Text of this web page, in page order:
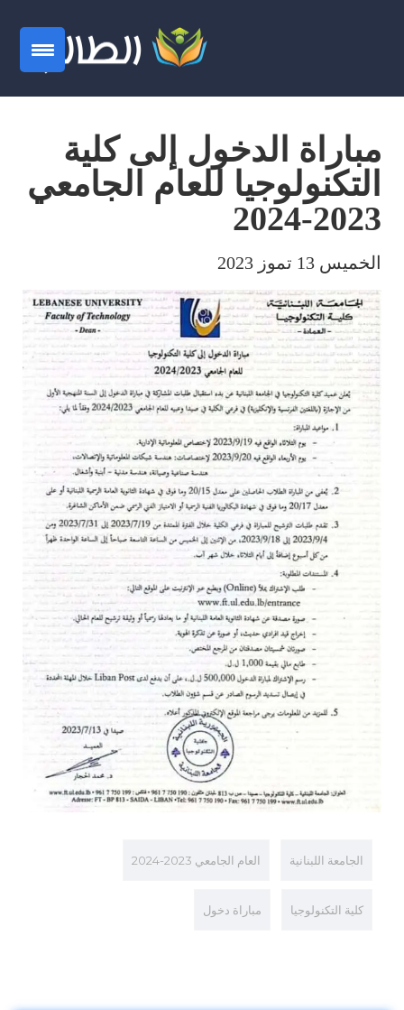
مباراة الدخول إلى كلية
التكنولوجيا للعام الجامعي
2023-2024
الخميس 13 تموز 2023
الجامعة اللبنانية العام الجامعي 2023-2024
كلية التكنولوجيا مباراة دخول